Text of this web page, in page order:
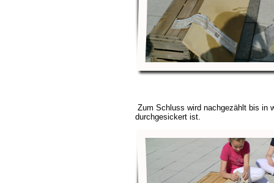
Zum Schluss wird nachgezählt bis in
durchgesickert ist.